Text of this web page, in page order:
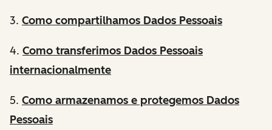
3. Como compartilhamos Dados Pessoais
4. Como transferimos Dados Pessoais
internacionalmente
5. Como armazenamos e protegemos Dados
Pessoais